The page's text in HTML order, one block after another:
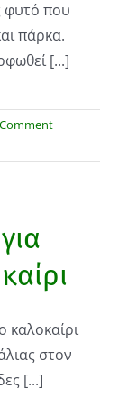
φυτό που
πάρκα.
[...]
καλοκαίρι
στον
[...]